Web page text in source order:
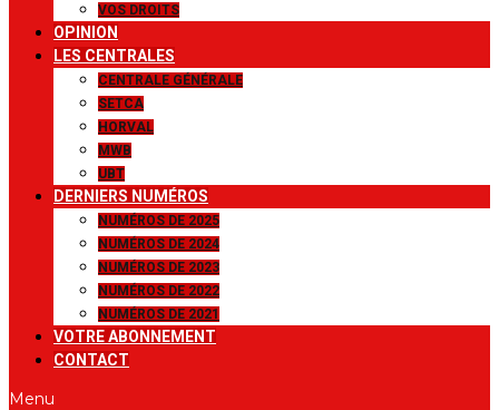
VOS DROITS
OPINION
LES CENTRALES
CENTRALE GÉNÉRALE
SETCA
HORVAL
MWB
UBT
DERNIERS NUMÉROS
NUMÉROS DE 2025
NUMÉROS DE 2024
NUMÉROS DE 2023
NUMÉROS DE 2022
NUMÉROS DE 2021
VOTRE ABONNEMENT
CONTACT
Menu